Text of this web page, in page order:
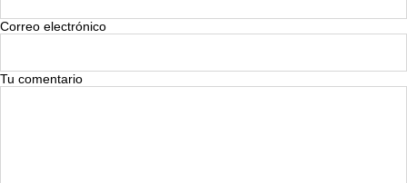
Correo electrónico
Tu comentario